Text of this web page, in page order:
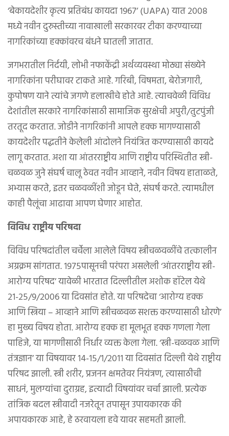
‘बेकायदेशीर कृत्य प्रतिबंध कायदा १९६७’ (UAPA) यात २००८
मध्ये नवीन दुरुस्तीच्या नावाखाली सरकारवर टीका करण्याच्या
नागरिकांच्या हक्कांवरच बंधने घातली जातात.
जगभरातील निर्दयी, लोभी नफाकेंद्री अर्थव्यवस्था मोठ्या संख्येने
नागरिकांना परीघावर टाकते आहे. गरिबी, विषमता, बेरोजगारी,
कुपोषण याने त्यांचे जगणे हलाखीचे होते आहे. त्याचवेळी विविध
देशांतील सरकारे नागरिकांसाठी सामाजिक सुरक्षेची अपुरी/तुटपुंजी
तरतूद करतात. जोडीने नागरिकांनी आपले हक्क मागण्यासाठी
कायदेशीर पद्धतीने केलेली आंदोलने नियंत्रित करण्यासाठी कायदे
लागू करतात. अशा या आंतरराष्ट्रीय आणि राष्ट्रीय परिस्थितीत स्त्री-
चळवळ जुने संघर्ष चालू ठेवत नवीन आव्हाने, नवीन विषय हाताळते,
अभ्यास करते, इतर चळवळींशी जोडून घेते, संघर्ष करते. त्यामधील
काही पैलूंचा आढावा आपण घेणार आहोत.
विविध राष्ट्रीय परिषदा
विविध परिषदांतील चर्चेला आलेले विषय स्त्रीचळवळींचे तत्कालीन
अग्रक्रम सांगतात. १९७५पासूनची परंपरा असलेली ‘आंतरराष्ट्रीय स्त्री-
आरोग्य परिषद’ यावेळी भारतात दिल्लीतील अशोक हॉटेल येथे
२१-२५/९/२००६ या दिवसांत होते. या परिषदेचा ‘आरोग्य हक्क
आणि स्त्रिया – आव्हाने आणि स्त्रीचळवळ सशक्त करण्यासाठी धोरणे’
हा मुख्य विषय होता. आरोग्य हक्क हा मूलभूत हक्क गणला गेला
पाहिजे, या मागणीसाठी निर्धार व्यक्त केला गेला. ‘स्त्री-चळवळ आणि
तंत्रज्ञान’ या विषयावर १४-१५/१/२०११ या दिवसांत दिल्ली येथे राष्ट्रीय
परिषद झाली. स्त्री शरीर, प्रजनन क्षमतेवर नियंत्रण, त्यासाठीची
साधनं, मुलग्यांचा दुराग्रह, इत्यादी विषयांवर चर्चा झाली. प्रत्येक
तांत्रिक बदल स्त्रीवादी नजरेतून तपासून उपायकारक की
अपायकारक आहे, हे ठरवायला हवे यावर सहमती झाली.